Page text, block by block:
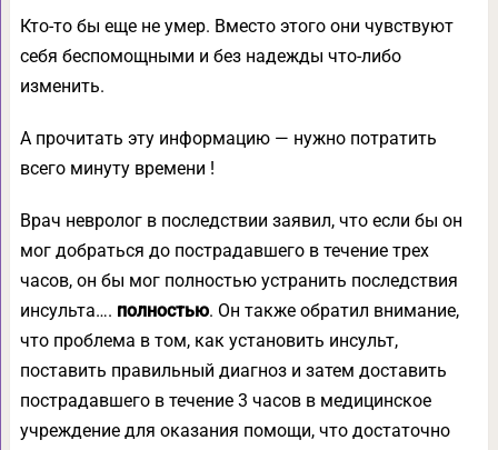
Кто-то бы еще не умер. Вместо этого они чувствуют
себя беспомощными и без надежды что-либо
изменить.
А прочитать эту информацию — нужно потратить
всего минуту времени !
Врач невролог в последствии заявил, что если бы он
мог добраться до пострадавшего в течение трех
часов, он бы мог полностью устранить последствия
инсульта…. полностью. Он также обратил внимание,
что проблема в том, как установить инсульт,
поставить правильный диагноз и затем доставить
пострадавшего в течение 3 часов в медицинское
учреждение для оказания помощи, что достаточно